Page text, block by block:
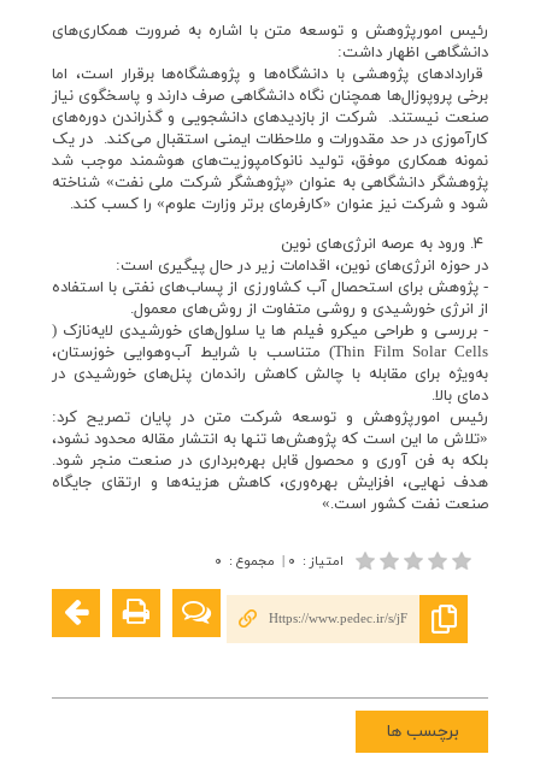
رئیس امورپژوهش و توسعه متن با اشاره به ضرورت همکاری‌های
دانشگاهی اظهار داشت:
قراردادهای پژوهشی با دانشگاه‌ها و پژوهشگاه‌ها برقرار است، اما
برخی پروپوزال‌ها همچنان نگاه دانشگاهی صرف دارند و پاسخگوی نیاز
صنعت نیستند. شرکت از بازدیدهای دانشجویی و گذراندن دوره‌های
کارآموزی در حد مقدورات و ملاحظات ایمنی استقبال می‌کند. در یک
نمونه همکاری موفق، تولید نانوکامپوزیت‌های هوشمند موجب شد
پژوهشگر دانشگاهی به عنوان «پژوهشگر شرکت ملی نفت» شناخته
شود و شرکت نیز عنوان «کارفرمای برتر وزارت علوم» را کسب کند.
در حوزه انرژی‌های نوین، اقدامات زیر در حال پیگیری است:
- پژوهش برای استحصال آب کشاورزی از پساب‌های نفتی با استفاده
از انرژی خورشیدی و روشی متفاوت از روش‌های معمول.
- بررسی و طراحی میکرو فیلم ها یا سلول‌های خورشیدی لایه‌نازک (
Thin Film Solar Cells) متناسب با شرایط آب‌وهوایی خوزستان،
به‌ویژه برای مقابله با چالش کاهش راندمان پنل‌های خورشیدی در
دمای بالا.
رئیس امورپژوهش و توسعه شرکت متن در پایان تصریح کرد:
«تلاش ما این است که پژوهش‌ها تنها به انتشار مقاله محدود نشود،
بلکه به فن آوری و محصول قابل بهره‌برداری در صنعت منجر شود.
هدف نهایی، افزایش بهره‌وری، کاهش هزینه‌ها و ارتقای جایگاه
صنعت نفت کشور است.»
امتیاز : ۰ | مجموع : ۰
Https://www.pedec.ir/s/jF
برچسب ها